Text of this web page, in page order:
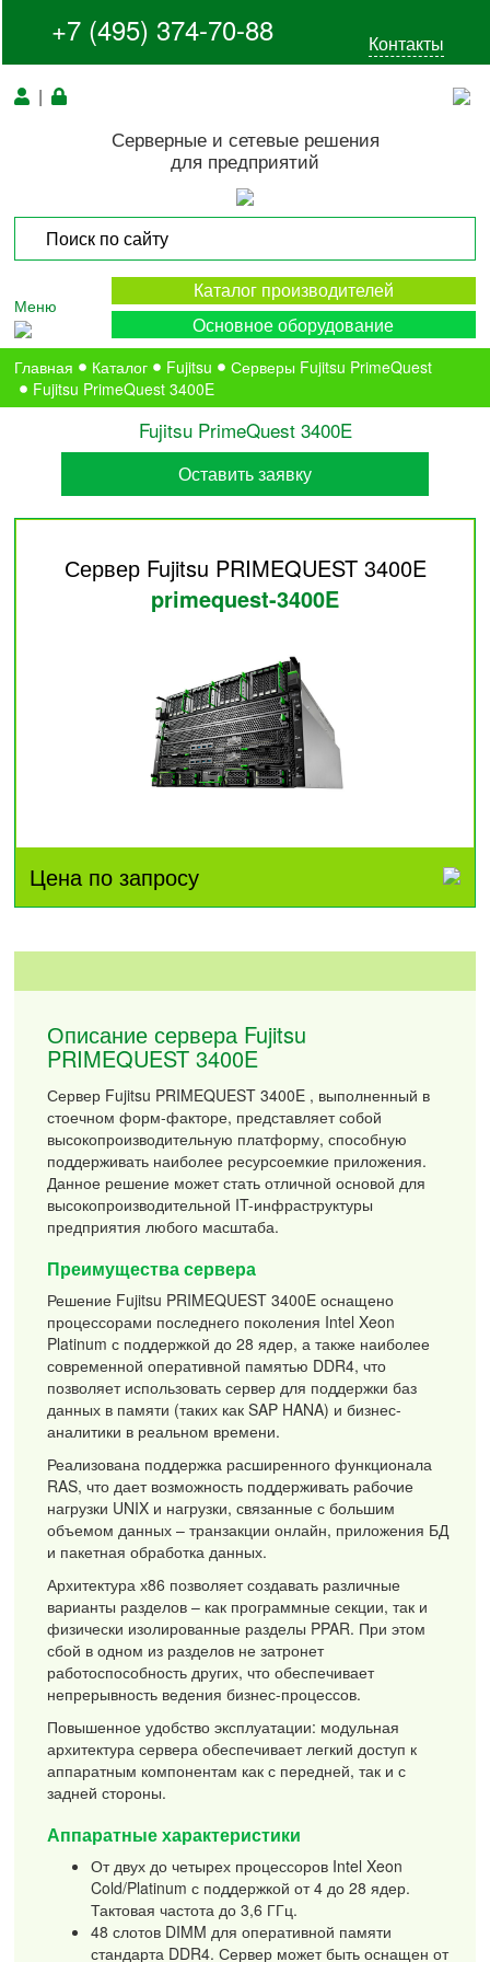
+7 (495) 374-70-88 Контакты
|
Серверные и сетевые решения
для предприятий
Меню
Каталог производителей
Основное оборудование
Главная Каталог Fujitsu
Серверы Fujitsu PrimeQuest
Fujitsu PrimeQuest 3400E
Fujitsu PrimeQuest 3400E
Оставить заявку
Сервер Fujitsu PRIMEQUEST 3400E
primequest-3400E
Цена по запросу
Описание сервера Fujitsu
PRIMEQUEST 3400E
Сервер Fujitsu PRIMEQUEST 3400E , выполненный в
стоечном форм-факторе, представляет собой
высокопроизводительную платформу, способную
поддерживать наиболее ресурсоемкие приложения.
Данное решение может стать отличной основой для
высокопроизводительной IT-инфраструктуры
предприятия любого масштаба.
Преимущества сервера
Решение Fujitsu PRIMEQUEST 3400E оснащено
процессорами последнего поколения Intel Xeon
Platinum с поддержкой до 28 ядер, а также наиболее
современной оперативной памятью DDR4, что
позволяет использовать сервер для поддержки баз
данных в памяти (таких как SAP HANA) и бизнес-
аналитики в реальном времени.
Реализована поддержка расширенного функционала
RAS, что дает возможность поддерживать рабочие
нагрузки UNIX и нагрузки, связанные с большим
объемом данных – транзакции онлайн, приложения БД
и пакетная обработка данных.
Архитектура х86 позволяет создавать различные
варианты разделов – как программные секции, так и
физически изолированные разделы PPAR. При этом
сбой в одном из разделов не затронет
работоспособность других, что обеспечивает
непрерывность ведения бизнес-процессов.
Повышенное удобство эксплуатации: модульная
архитектура сервера обеспечивает легкий доступ к
аппаратным компонентам как с передней, так и с
задней стороны.
Аппаратные характеристики
От двух до четырех процессоров Intel Xeon
Cold/Platinum с поддержкой от 4 до 28 ядер.
Тактовая частота до 3,6 ГГц.
48 слотов DIMM для оперативной памяти
стандарта DDR4. Сервер может быть оснащен от